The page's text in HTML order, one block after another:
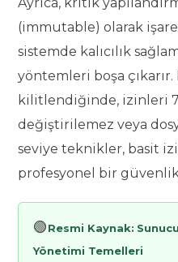
(immutable) olarak
sistemde kalıcılık
yöntemleri boşa
kilitlendiğinde, izinleri
değiştirilemez veya
seviye teknikler, basit
profesyonel bir
🟢Resmi Kaynak:
Yönetimi Temelleri